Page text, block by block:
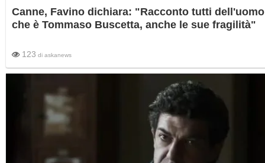
Canne, Favino dichiara: "Racconto tutti dell'uomo
che è Tommaso Buscetta, anche le sue fragilità"
123 di askanews